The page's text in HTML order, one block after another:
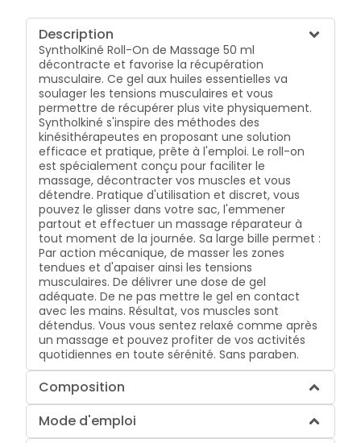
Description
SyntholKiné Roll-On de Massage 50 ml
décontracte et favorise la récupération
musculaire. Ce gel aux huiles essentielles va
soulager les tensions musculaires et vous
permettre de récupérer plus vite physiquement.
Syntholkiné s'inspire des méthodes des
kinésithérapeutes en proposant une solution
efficace et pratique, prête à l'emploi. Le roll-on
est spécialement conçu pour faciliter le
massage, décontracter vos muscles et vous
détendre. Pratique d'utilisation et discret, vous
pouvez le glisser dans votre sac, l'emmener
partout et effectuer un massage réparateur à
tout moment de la journée. Sa large bille permet :
Par action mécanique, de masser les zones
tendues et d'apaiser ainsi les tensions
musculaires. De délivrer une dose de gel
adéquate. De ne pas mettre le gel en contact
avec les mains. Résultat, vos muscles sont
détendus. Vous vous sentez relaxé comme après
un massage et pouvez profiter de vos activités
quotidiennes en toute sérénité. Sans paraben.
Composition
Mode d'emploi